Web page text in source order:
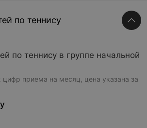
по теннису
по теннису в группе начальной
цифр приема на месяц, цена указана за